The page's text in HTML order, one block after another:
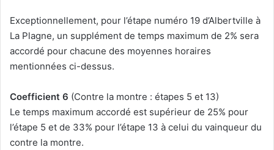
Exceptionnellement, pour l’étape numéro 19 d’Albertville à
La Plagne, un supplément de temps maximum de 2% sera
accordé pour chacune des moyennes horaires
mentionnées ci-dessus.
Coefficient 6 (Contre la montre : étapes 5 et 13)
Le temps maximum accordé est supérieur de 25% pour
l’étape 5 et de 33% pour l’étape 13 à celui du vainqueur du
contre la montre.